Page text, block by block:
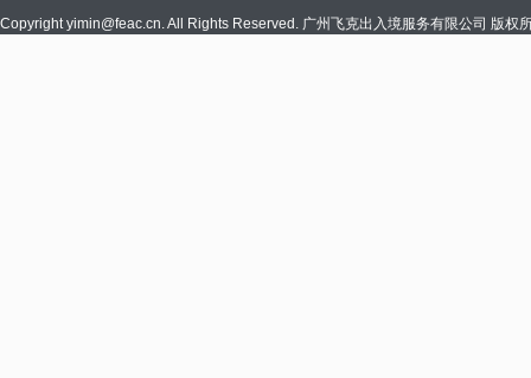
Copyright yimin@feac.cn. All Rights Reserved. 广州飞克出入境服务有限公司 版权